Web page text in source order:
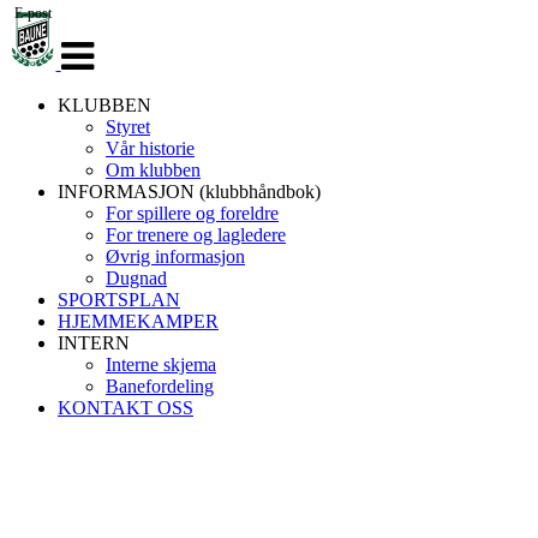
navigasjon
KLUBBEN
Styret
Vår historie
Om klubben
INFORMASJON (klubbhåndbok)
For spillere og foreldre
For trenere og lagledere
Øvrig informasjon
Dugnad
SPORTSPLAN
HJEMMEKAMPER
INTERN
Interne skjema
Banefordeling
KONTAKT OSS
E-post